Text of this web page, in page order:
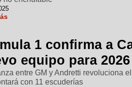
1 confirma a
equipo para 2026
entre GM y Andretti revoluciona
con 11 escuderías